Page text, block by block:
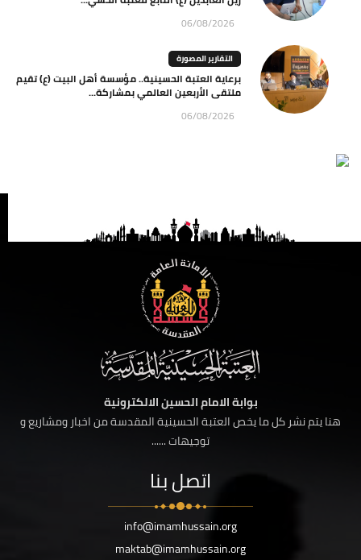
06/08/2026
التقارير المصورة
برعاية العتبة الحسينية.. مؤسسة أهل البيت (ع) تقيم
ملتقى الأربعين العالمي بمشاركة...
06/08/2026
بوابة الامام الحسين الالكترونية
هنا يتم نشر كل ما يخص العتبة الحسينية المقدسة من اخبار ومشاريع و
توجيهات ......
اتصل بنا
info@imamhussain.org
maktab@imamhussain.org